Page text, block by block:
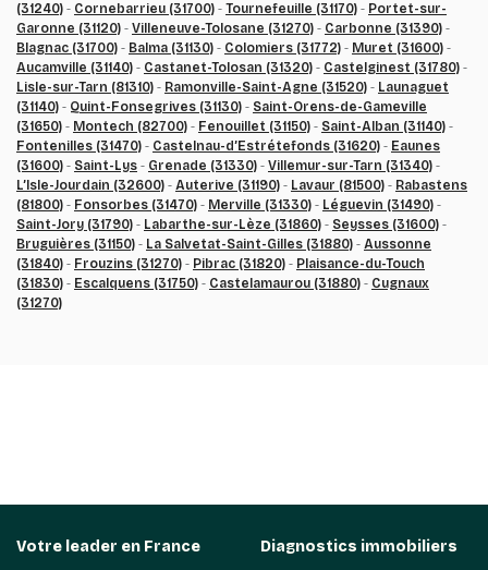
(31240) - Cornebarrieu (31700) - Tournefeuille (31170) - Portet-sur-
Garonne (31120) - Villeneuve-Tolosane (31270) - Carbonne (31390) -
Blagnac (31700) - Balma (31130) - Colomiers (31772) - Muret (31600) -
Aucamville (31140) - Castanet-Tolosan (31320) - Castelginest (31780) -
Lisle-sur-Tarn (81310) - Ramonville-Saint-Agne (31520) - Launaguet
(31140) - Quint-Fonsegrives (31130) - Saint-Orens-de-Gameville
(31650) - Montech (82700) - Fenouillet (31150) - Saint-Alban (31140) -
Fontenilles (31470) - Castelnau-d’Estrétefonds (31620) - Eaunes
(31600) - Saint-Lys - Grenade (31330) - Villemur-sur-Tarn (31340) -
L’Isle-Jourdain (32600) - Auterive (31190) - Lavaur (81500) - Rabastens
(81800) - Fonsorbes (31470) - Merville (31330) - Léguevin (31490) -
Saint-Jory (31790) - Labarthe-sur-Lèze (31860) - Seysses (31600) -
Bruguières (31150) - La Salvetat-Saint-Gilles (31880) - Aussonne
(31840) - Frouzins (31270) - Pibrac (31820) - Plaisance-du-Touch
(31830) - Escalquens (31750) - Castelamaurou (31880) - Cugnaux
(31270)
Votre leader en France
Diagnostics immobiliers